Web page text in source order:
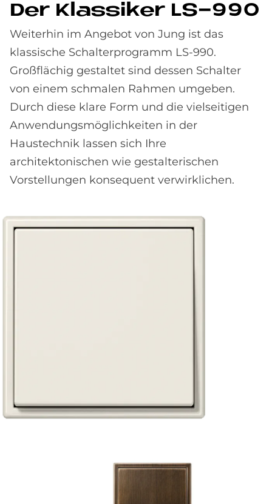
Der Klas­si­ker LS-990
Weiterhin im Angebot von Jung ist das
klassische Schalterprogramm LS-990.
Großflächig gestaltet sind dessen Schalter
von einem schmalen Rahmen umgeben.
Durch diese klare Form und die vielseitigen
Anwendungsmöglichkeiten in der
Haustechnik lassen sich Ihre
architektonischen wie gestalterischen
Vorstellungen konsequent verwirklichen.